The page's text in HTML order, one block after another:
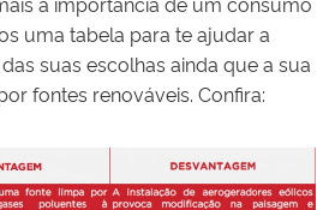
uma tabela para te ajudar a
suas escolhas ainda que a sua
fontes renováveis. Confira: